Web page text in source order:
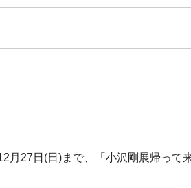
27日(日)まで、「小沢剛展帰って